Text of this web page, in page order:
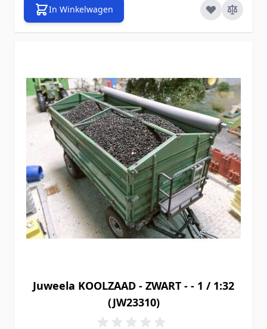
In Winkelwagen
Juweela KOOLZAAD - ZWART - - 1 / 1:32
(JW23310)